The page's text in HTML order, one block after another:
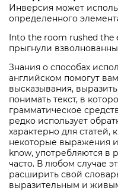
Инверсия может
определенного
Into the room rushed the
прыгнули
Знания о способах
английском помогут
высказывания,
понимать текст, в
грамматическое
редко использует
характерно для статей,
некоторые выражения
know, употребляются в
часто. В любом случае
расширить свой
выразительным и